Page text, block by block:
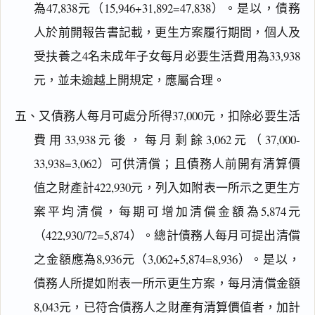
為47,838元（15,946+31,892=47,838）。是以，債務
人於前開報告書記載，更生方案履行期間，個人及
受扶養之4名未成年子女每月必要生活費用為33,938
元，並未逾越上開規定，應屬合理。
五、又債務人每月可處分所得37,000元，扣除必要生活
費用33,938元後，每月剩餘3,062元（37,000-
33,938=3,062）可供清償；且債務人前開有清算價
值之財產計422,930元，列入如附表一所示之更生方
案平均清償，每期可增加清償金額為5,874元
（422,930/72=5,874）。總計債務人每月可提出清償
之金額應為8,936元（3,062+5,874=8,936）。是以，
債務人所提如附表一所示更生方案，每月清償金額
8,043元，已符合債務人之財產有清算價值者，加計